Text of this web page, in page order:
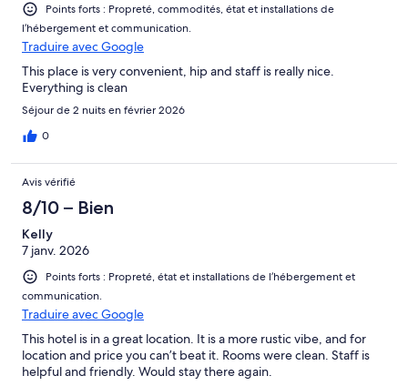
Points forts : Propreté, commodités, état et installations de
l’hébergement et communication.
Traduire avec Google
This place is very convenient, hip and staff is really nice.
Everything is clean
Séjour de 2 nuits en février 2026
0
Avis vérifié
8/10 – Bien
Kelly
7 janv. 2026
Points forts : Propreté, état et installations de l’hébergement et
communication.
Traduire avec Google
This hotel is in a great location. It is a more rustic vibe, and for
location and price you can’t beat it. Rooms were clean. Staff is
helpful and friendly. Would stay there again.